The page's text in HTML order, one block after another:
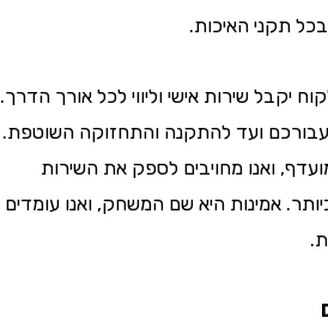
האיכות.
שירות אישי וליווי לכל אורך הדרך.
ועד להתקנה והתחזוקה השוטפת.
ואנו מחויבים לספק את השירות
היא שם המשחק, ואנו עומדים